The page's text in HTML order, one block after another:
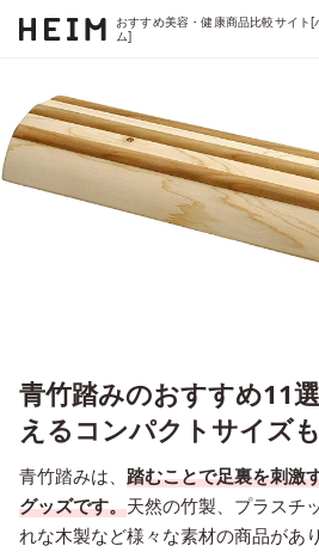
おすすめ美容・健康商品比較サイト[
ム]
青竹踏みのおすすめ11
えるコンパクトサイズも
青竹踏みは、 踏むことで足裏を刺激
グッズです。天然の竹製、プラスチ
れな木製など様々な素材の商品があ